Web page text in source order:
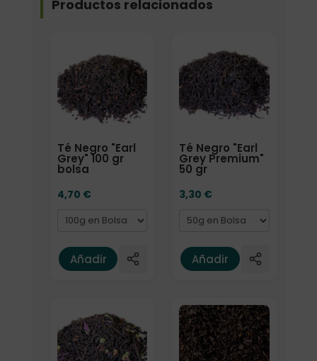
Productos relacionados
Té Negro "Earl
Grey" 100 gr
bolsa
4,70 €
Añadir
Té Negro "Earl
Grey Premium"
50 gr
3,30 €
Formato
Añadir
Elige: Peso/formato Formato